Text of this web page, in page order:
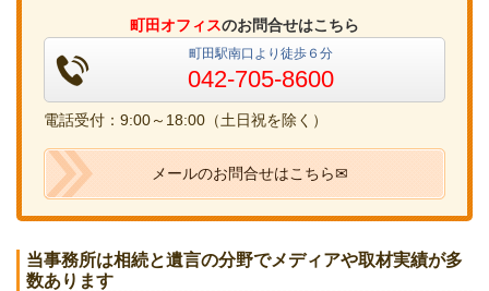
町田オフィスのお問合せはこちら
町田駅南口より徒歩６分
042-705-8600
電話受付：9:00～18:00（土日祝を除く）
メールのお問合せはこちら✉
当事務所は相続と遺言の分野でメディアや取材実績が多
数あります